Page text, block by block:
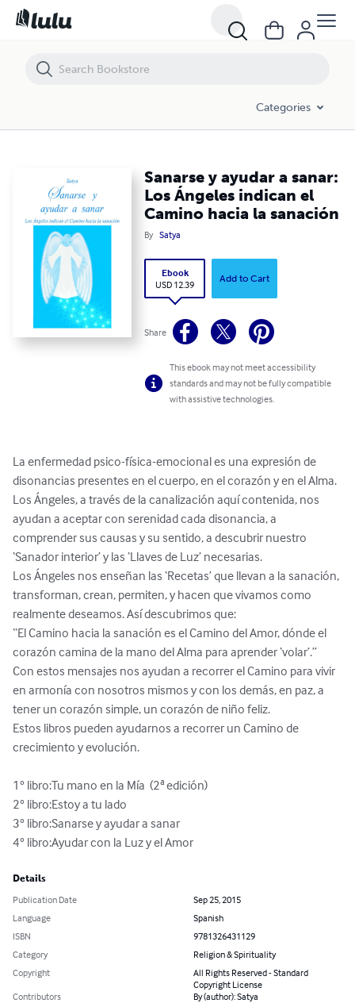
Categories
Sanarse y ayudar a sanar:
Los Ángeles indican el
Camino hacia la sanación
By Satya
Ebook
USD 12.39
Add to Cart
Share
This ebook may not meet accessibility
standards and may not be fully compatible
with assistive technologies.
La enfermedad psico-física-emocional es una expresión de
disonancias presentes en el cuerpo, en el corazón y en el Alma.
Los Ángeles, a través de la canalización aquí contenida, nos
ayudan a aceptar con serenidad cada disonancia, a
comprender sus causas y su sentido, a descubrir nuestro
‘Sanador interior’ y las ‘Llaves de Luz’ necesarias.
Los Ángeles nos enseñan las ‘Recetas’ que llevan a la sanación,
transforman, crean, permiten, y hacen que vivamos como
realmente deseamos. Así descubrimos que:
“El Camino hacia la sanación es el Camino del Amor, dónde el
corazón camina de la mano del Alma para aprender ‘volar’.”
Con estos mensajes nos ayudan a recorrer el Camino para vivir
en armonía con nosotros mismos y con los demás, en paz, a
tener un corazón simple, un corazón de niño feliz.
Estos libros pueden ayudarnos a recorrer un Camino de
crecimiento y evolución.
1° libro:Tu mano en la Mía  (2ª edición)
2° libro:Estoy a tu lado
3° libro:Sanarse y ayudar a sanar
4° libro:Ayudar con la Luz y el Amor
Details
Publication Date
Sep 25, 2015
Language
Spanish
ISBN
9781326431129
Category
Religion & Spirituality
Copyright
All Rights Reserved - Standard
Copyright License
Contributors
By (author): Satya
Sanarse y ayudar a sanar: Los Ángeles indican el Camino hacia la